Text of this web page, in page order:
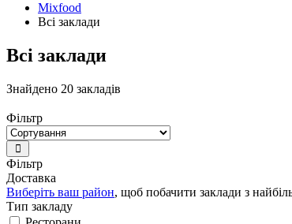
Mixfood
Всі заклади
Всі заклади
Знайдено 20 закладів
Фільтр
Фільтр
Доставка
Виберіть ваш район, щоб побачити заклади з
Тип закладу